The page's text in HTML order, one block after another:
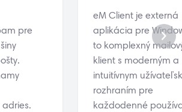
pre
eM Client je externá
aplikácia pre
to komplexný
klient s moderným a
intuitívnym
rozhraním pre
každodenné